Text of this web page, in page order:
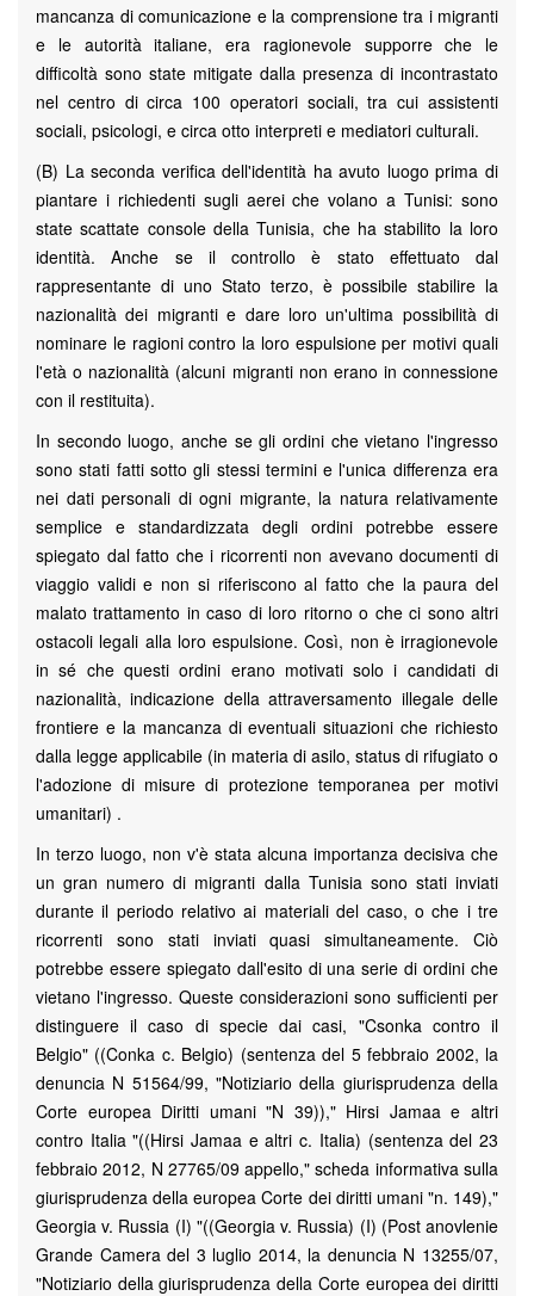
mancanza di comunicazione e la comprensione tra i migranti
e le autorità italiane, era ragionevole supporre che le
difficoltà sono state mitigate dalla presenza di incontrastato
nel centro di circa 100 operatori sociali, tra cui assistenti
sociali, psicologi, e circa otto interpreti e mediatori culturali.
(B) La seconda verifica dell'identità ha avuto luogo prima di
piantare i richiedenti sugli aerei che volano a Tunisi: sono
state scattate console della Tunisia, che ha stabilito la loro
identità. Anche se il controllo è stato effettuato dal
rappresentante di uno Stato terzo, è possibile stabilire la
nazionalità dei migranti e dare loro un'ultima possibilità di
nominare le ragioni contro la loro espulsione per motivi quali
l'età o nazionalità (alcuni migranti non erano in connessione
con il restituita).
In secondo luogo, anche se gli ordini che vietano l'ingresso
sono stati fatti sotto gli stessi termini e l'unica differenza era
nei dati personali di ogni migrante, la natura relativamente
semplice e standardizzata degli ordini potrebbe essere
spiegato dal fatto che i ricorrenti non avevano documenti di
viaggio validi e non si riferiscono al fatto che la paura del
malato trattamento in caso di loro ritorno o che ci sono altri
ostacoli legali alla loro espulsione. Così, non è irragionevole
in sé che questi ordini erano motivati ​​solo i candidati di
nazionalità, indicazione della attraversamento illegale delle
frontiere e la mancanza di eventuali situazioni che richiesto
dalla legge applicabile (in materia di asilo, status di rifugiato o
l'adozione di misure di protezione temporanea per motivi
umanitari) .
In terzo luogo, non v'è stata alcuna importanza decisiva che
un gran numero di migranti dalla Tunisia sono stati inviati
durante il periodo relativo ai materiali del caso, o che i tre
ricorrenti sono stati inviati quasi simultaneamente. Ciò
potrebbe essere spiegato dall'esito di una serie di ordini che
vietano l'ingresso. Queste considerazioni sono sufficienti per
distinguere il caso di specie dai casi, "Csonka contro il
Belgio" ((Conka c. Belgio) (sentenza del 5 febbraio 2002, la
denuncia N 51564/99, "Notiziario della giurisprudenza della
Corte europea Diritti umani "N 39))," Hirsi Jamaa e altri
contro Italia "((Hirsi Jamaa e altri c. Italia) (sentenza del 23
febbraio 2012, N 27765/09 appello," scheda informativa sulla
giurisprudenza della europea Corte dei diritti umani "n. 149),"
Georgia v. Russia (I) "((Georgia v. Russia) (I) (Post anovlenie
Grande Camera del 3 luglio 2014, la denuncia N 13255/07,
"Notiziario della giurisprudenza della Corte europea dei diritti